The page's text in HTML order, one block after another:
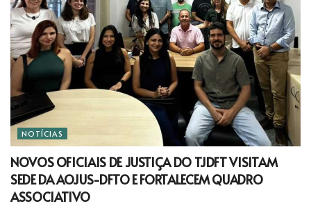
NOTÍCIAS
NOVOS OFICIAIS DE JUSTIÇA DO TJDFT VISITAM
SEDE DA AOJUS-DFTO E FORTALECEM QUADRO
ASSOCIATIVO